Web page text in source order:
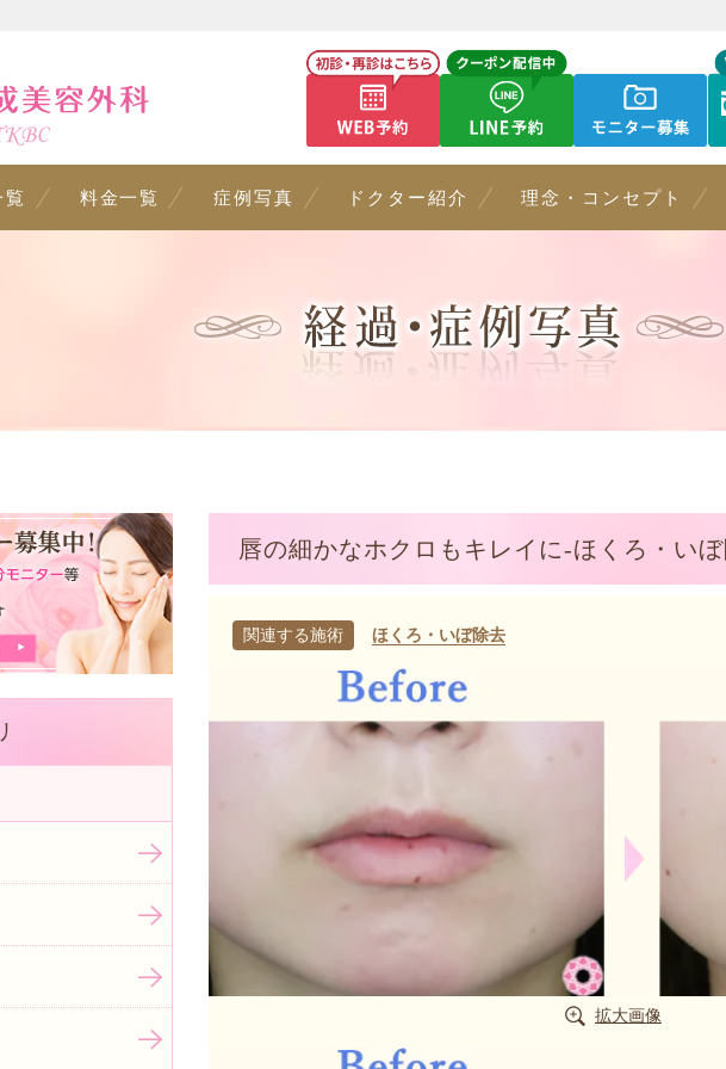
覧 料金一覧 症例写真 ドクター紹介 理念・コンセプト
唇の細かなホクロもキレイに-ほくろ・い
関連する施術 ほくろ・いぼ除去
拡大画像